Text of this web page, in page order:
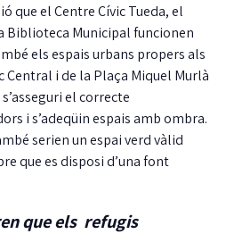
que el Centre Cívic Tueda, el
Biblioteca Municipal funcionen
els espais urbans propers als
Central i de la Plaça Miquel Murlà
el correcte
i s’adeqüin espais amb ombra.
serien un espai verd vàlid
que es disposi d’una font
que els refugis